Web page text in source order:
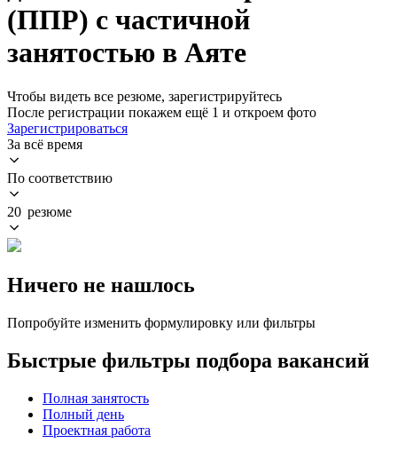
(ППР) с частичной
занятостью в Аяте
Чтобы видеть все резюме, зарегистрируйтесь
После регистрации покажем ещё 1 и откроем фото
Зарегистрироваться
За всё время
По соответствию
20 резюме
Ничего не нашлось
Попробуйте изменить формулировку или фильтры
Быстрые фильтры подбора вакансий
Полная занятость
Полный день
Проектная работа